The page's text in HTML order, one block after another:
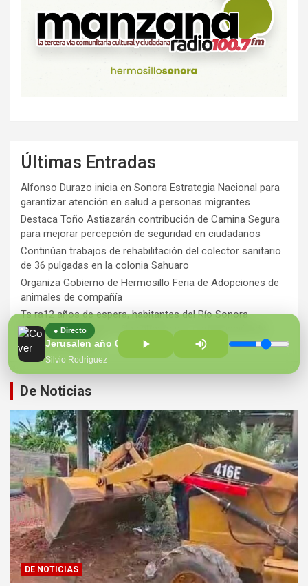
● Directo
Jerusalen año 0
Silvio Rodriguez
Últimas Entradas
Alfonso Durazo inicia en Sonora Estrategia Nacional para
garantizar atención en salud a personas migrantes
Destaca Toño Astiazarán contribución de Camina Segura
para mejorar percepción de seguridad en ciudadanos
Continúan trabajos de rehabilitación del colector sanitario
de 36 pulgadas en la colonia Sahuaro
Organiza Gobierno de Hermosillo Feria de Adopciones de
animales de compañía
Ts ra12 años de espera, habitantes del Río Sonora
agradecen a Durazo y Sheinbaum por construcción de
Hospital Regional
De Noticias
DE NOTICIAS